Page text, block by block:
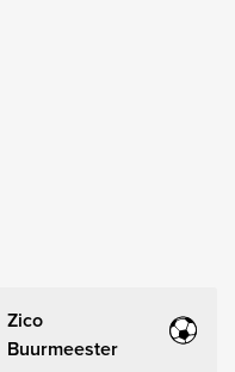
Zico
Buurmeester